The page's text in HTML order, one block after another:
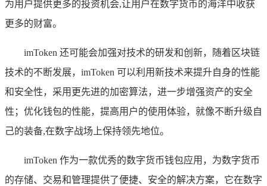
为用户提供更多的投资机会,让用户在数字货币的海洋中收获
更多的财富。
imToken 还可能会加强对技术的研发和创新，随着区块链
技术的不断发展，imToken 可以利用新技术来提升自身的性能
和安全性，采用更先进的加密算法，进一步增强资产的安全
性；优化钱包的性能，提高用户的使用体验，就像不断升级自
己的装备,在数字战场上保持领先地位。
imToken 作为一款优秀的数字货币钱包应用，为数字货币
的存储、交易和管理提供了便捷、安全的解决方案，它在数字